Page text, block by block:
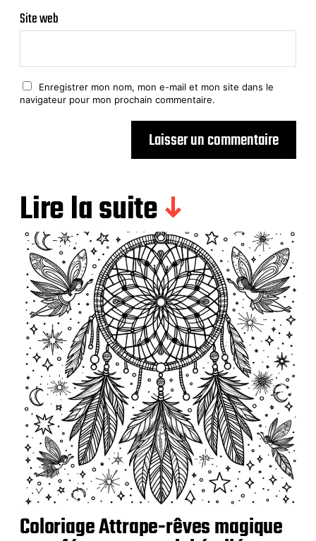
Site web
Enregistrer mon nom, mon e-mail et mon site dans le
navigateur pour mon prochain commentaire.
Lire la suite
Coloriage Attrape-rêves magique